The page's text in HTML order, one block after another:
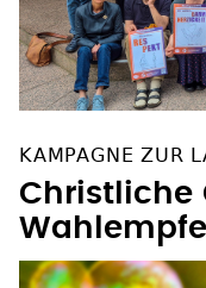
KAMPAGNE ZUR
Christliche